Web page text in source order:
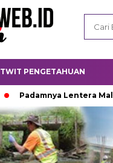
TWIT PENGETAHUAN
Lentera Malam